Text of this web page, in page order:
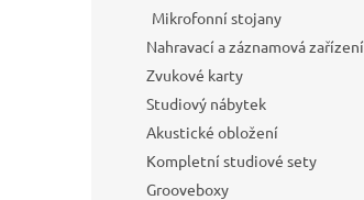
Mikrofonní stojany
Nahravací a záznamová zařízení
Zvukové karty
Studiový nábytek
Akustické obložení
Kompletní studiové sety
Grooveboxy